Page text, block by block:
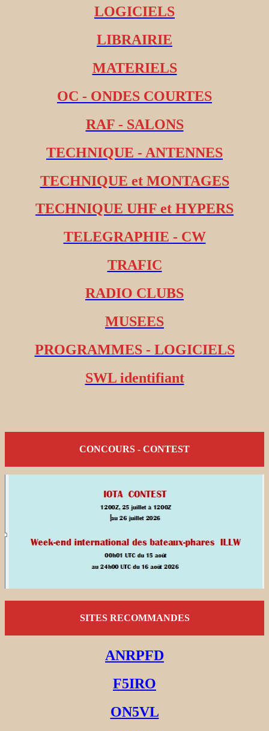
LOGICIELS
LIBRAIRIE
MATERIELS
OC - ONDES COURTES
RAF - SALONS
TECHNIQUE - ANTENNES
TECHNIQUE et MONTAGES
TECHNIQUE UHF et HYPERS
TELEGRAPHIE - CW
TRAFIC
RADIO CLUBS
MUSEES
PROGRAMMES - LOGICIELS
SWL identifiant
CONCOURS - CONTEST
SITES RECOMMANDES
ANRPFD
F5IRO
ON5VL